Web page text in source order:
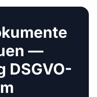
—
DSGVO-